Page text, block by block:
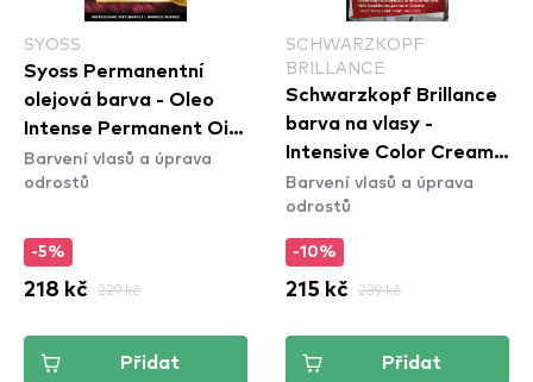
SYOSS
Syoss Permanentní
olejová barva - Oleo
Intense Permanent Oil
Color - 5-92 Bright Red
Barvení vlasů a úprava
odrostů
-5%
218 kč 229 kč
Přidat
SCHWARZKOPF
BRILLANCE
Schwarzkopf Brillance
barva na vlasy -
Intensive Color Cream -
864 Fawn
Barvení vlasů a úprava
odrostů
-10%
215 kč 239 kč
Přidat